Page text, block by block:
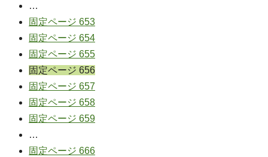
…
固定ページ 653
固定ページ 654
固定ページ 655
固定ページ 656
固定ページ 657
固定ページ 658
固定ページ 659
…
固定ページ 666